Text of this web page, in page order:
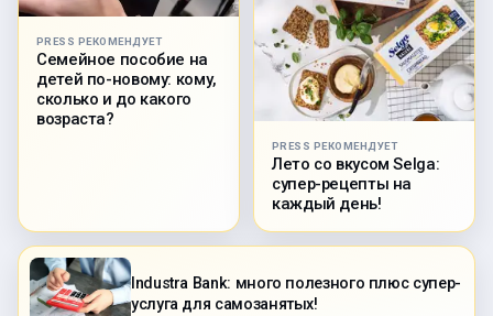
PRESS РЕКОМЕНДУЕТ
Семейное пособие на
детей по-новому: кому,
сколько и до какого
возраста?
PRESS РЕКОМЕНДУЕТ
Лето со вкусом Selga:
супер-рецепты на
каждый день!
Industra Bank: много полезного плюс супер-
услуга для самозанятых!